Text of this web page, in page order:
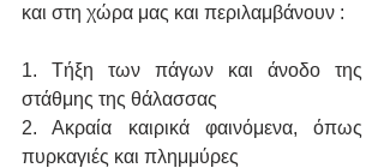
και στη χώρα μας και περιλαμβάνουν :
1. Τήξη των πάγων και άνοδο της
στάθμης της θάλασσας
2. Ακραία καιρικά φαινόμενα, όπως
πυρκαγιές και πλημμύρες